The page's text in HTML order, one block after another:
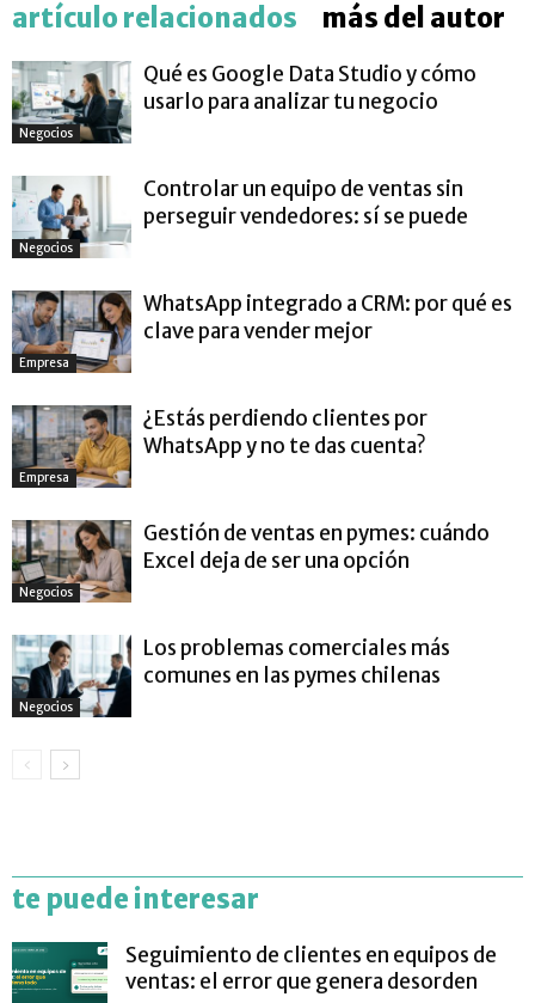
artículo relacionados más del autor
Negocios
Qué es Google Data Studio y cómo
usarlo para analizar tu negocio
Negocios
Controlar un equipo de ventas sin
perseguir vendedores: sí se puede
Empresa
WhatsApp integrado a CRM: por qué es
clave para vender mejor
Empresa
¿Estás perdiendo clientes por
WhatsApp y no te das cuenta?
Negocios
Gestión de ventas en pymes: cuándo
Excel deja de ser una opción
Negocios
Los problemas comerciales más
comunes en las pymes chilenas
te puede interesar
Seguimiento de clientes en equipos de
ventas: el error que genera desorden